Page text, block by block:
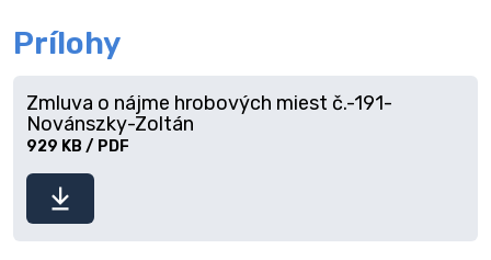
Prílohy
súbor
Zmluva o nájme hrobových miest č.-191-
Novánszky-Zoltán
929 KB / PDF